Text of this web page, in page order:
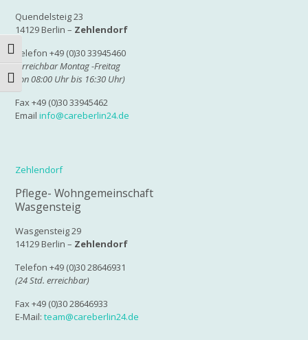
Umschalten auf hohe Kontraste
Schrift vergrößern
Quendelsteig 23
14129 Berlin – Zehlendorf
Telefon +49 (0)30 33945460
(erreichbar Montag -Freitag
von 08:00 Uhr bis 16:30 Uhr)
Fax +49 (0)30 33945462
Email info@careberlin24.de
Zehlendorf
Pflege- Wohngemeinschaft
Wasgensteig
Wasgensteig 29
14129 Berlin – Zehlendorf
Telefon +49 (0)30 28646931
(24 Std. erreichbar)
Fax +49 (0)30 28646933
E-Mail: team@careberlin24.de